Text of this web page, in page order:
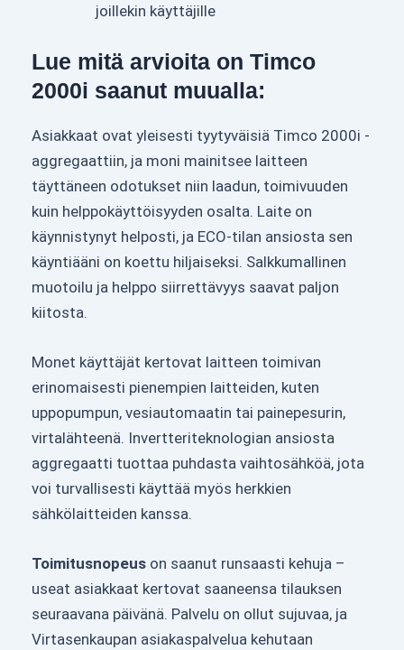
joillekin käyttäjille
Lue mitä arvioita on Timco
2000i saanut muualla:
Asiakkaat ovat yleisesti tyytyväisiä Timco 2000i -
aggregaattiin, ja moni mainitsee laitteen
täyttäneen odotukset niin laadun, toimivuuden
kuin helppokäyttöisyyden osalta. Laite on
käynnistynyt helposti, ja ECO-tilan ansiosta sen
käyntiääni on koettu hiljaiseksi. Salkkumallinen
muotoilu ja helppo siirrettävyys saavat paljon
kiitosta.
Monet käyttäjät kertovat laitteen toimivan
erinomaisesti pienempien laitteiden, kuten
uppopumpun, vesiautomaatin tai painepesurin,
virtalähteenä. Invertteriteknologian ansiosta
aggregaatti tuottaa puhdasta vaihtosähköä, jota
voi turvallisesti käyttää myös herkkien
sähkölaitteiden kanssa.
Toimitusnopeus on saanut runsaasti kehuja –
useat asiakkaat kertovat saaneensa tilauksen
seuraavana päivänä. Palvelu on ollut sujuvaa, ja
Virtasenkaupan asiakaspalvelua kehutaan